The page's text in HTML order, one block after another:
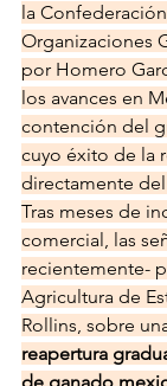
la
Organizaciones
por Homero
los avances en
contención del
cuyo éxito de la
directamente
Tras meses de
comercial, las
recientemente-
Agricultura de
Rollins, sobre
reapertura